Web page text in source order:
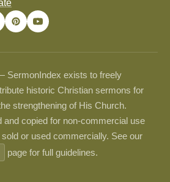
SermonIndex exists to freely
historic Christian sermons for
strengthening of His Church.
and copied for non-commercial use
or used commercially. See our
page for full guidelines.